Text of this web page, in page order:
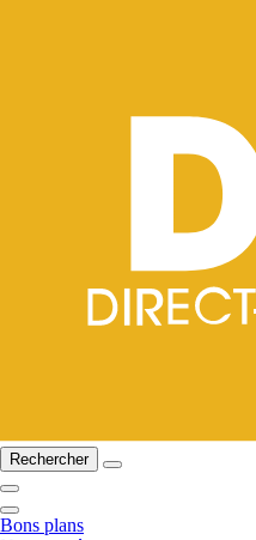
Rechercher
Bons plans